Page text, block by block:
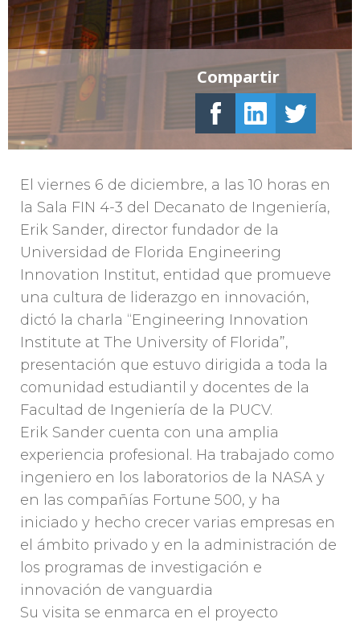
El viernes 6 de diciembre, a las 10 horas en
la Sala FIN 4-3 del Decanato de Ingeniería,
Erik Sander, director fundador de la
Universidad de Florida Engineering
Innovation Institut, entidad que promueve
una cultura de liderazgo en innovación,
dictó la charla “Engineering Innovation
Institute at The University of Florida”,
presentación que estuvo dirigida a toda la
comunidad estudiantil y docentes de la
Facultad de Ingeniería de la PUCV.
Erik Sander cuenta con una amplia
experiencia profesional. Ha trabajado como
ingeniero en los laboratorios de la NASA y
en las compañías Fortune 500, y ha
iniciado y hecho crecer varias empresas en
el ámbito privado y en la administración de
los programas de investigación e
innovación de vanguardia
Su visita se enmarca en el proyecto
Compartir